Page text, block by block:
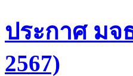
ประกาศ มจ
2567)